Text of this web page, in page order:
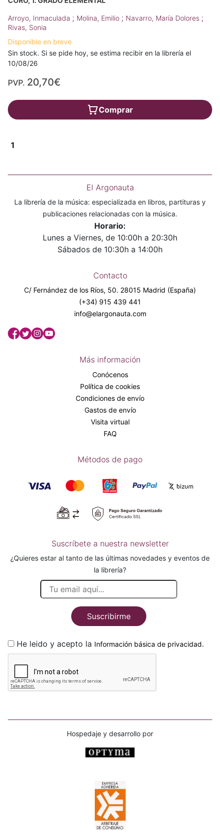
Arroyo, Inmaculada ; Molina, Emilio ; Navarro, María Dolores ;
Rivas, Sonia
Disponible en breve
Sin stock. Si se pide hoy, se estima recibir en la librería el
10/08/26
PVP. 20,70€
Comprar
1
El Argonauta
La librería de la música: especializada en libros, partituras y
publicaciones relacionadas con la música.
Horario:
Lunes a Viernes, de 10:00h a 20:30h
Sábados de 10:30h a 14:00h
Contacto
C/ Fernández de los Ríos, 50. 28015 Madrid (España)
(+34) 915 439 441
info@elargonauta.com
Más información
Conócenos
Política de cookies
Condiciones de envío
Gastos de envío
Visita virtual
FAQ
Métodos de pago
Suscríbete a nuestra newsletter
¿Quieres estar al tanto de las últimas novedades y eventos de
la librería?
Suscribirme
He leido y acepto la Información básica de privacidad.
Hospedaje y desarrollo por